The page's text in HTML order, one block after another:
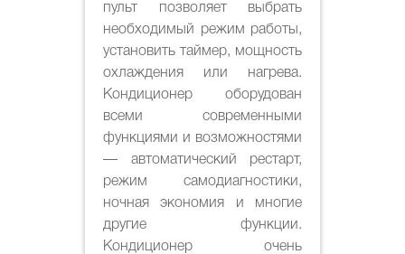
пульт позволяет выбрать
необходимый режим работы,
установить таймер, мощность
охлаждения или нагрева.
Кондиционер оборудован
всеми современными
функциями и возможностями
— автоматический рестарт,
режим самодиагностики,
ночная экономия и многие
другие функции.
Кондиционер очень